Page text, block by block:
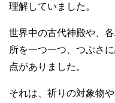
理解していました。
世界中の古代神殿や、
所を一つ一つ、つぶさ
点がありました。
それは、祈りの対象物